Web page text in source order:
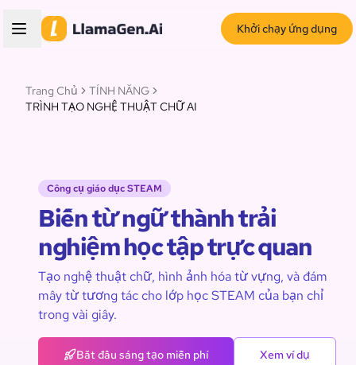
Khởi chạy ứng dụng
Trang Chủ
TÍNH NĂNG
TRÌNH TẠO NGHỆ THUẬT CHỮ AI
Công cụ giáo dục STEAM
Biến từ ngữ thành trải
nghiệm học tập trực quan
Tạo nghệ thuật chữ, hình ảnh hóa từ vựng, và đám
mây từ tương tác cho lớp học STEAM của bạn chỉ
trong vài giây.
Bắt đầu sáng tạo miễn phí Xem ví dụ